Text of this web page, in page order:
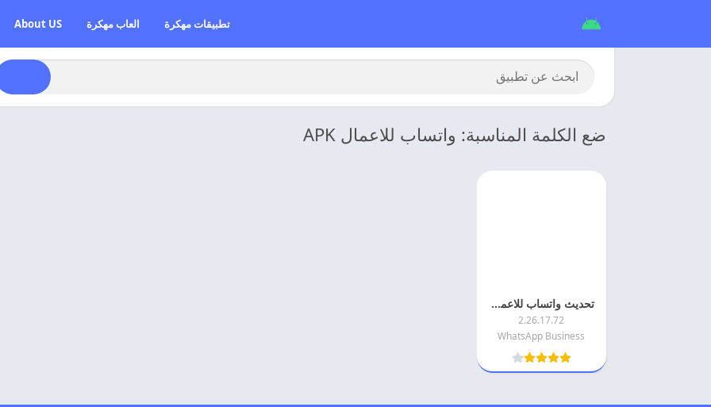
تطبيقات مهكرة العاب مهكرة About US
ضع الكلمة المناسبة: واتساب للاعمال APK
تحديث واتساب للاعمال 2026 WhatsApp Business اخر اصدار
2.26.17.72
WhatsApp Business